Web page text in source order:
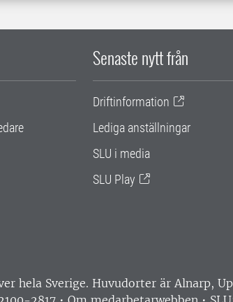
Senaste nytt från
Driftinformation
Lediga anställningar
SLU i media
SLU Play
hela Sverige. Huvudorter är Alnarp,